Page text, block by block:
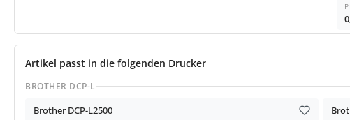
Artikel passt in die folgenden Drucker
BROTHER DCP-L
Brother DCP-L2500